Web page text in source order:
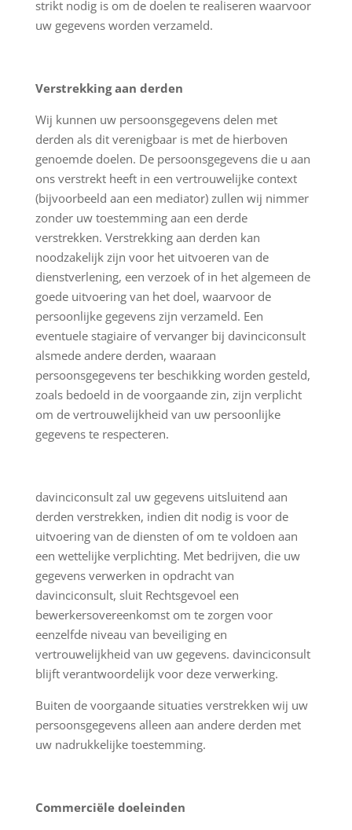
strikt nodig is om de doelen te realiseren waarvoor
uw gegevens worden verzameld.
Verstrekking aan derden
Wij kunnen uw persoonsgegevens delen met
derden als dit verenigbaar is met de hierboven
genoemde doelen. De persoonsgegevens die u aan
ons verstrekt heeft in een vertrouwelijke context
(bijvoorbeeld aan een mediator) zullen wij nimmer
zonder uw toestemming aan een derde
verstrekken. Verstrekking aan derden kan
noodzakelijk zijn voor het uitvoeren van de
dienstverlening, een verzoek of in het algemeen de
goede uitvoering van het doel, waarvoor de
persoonlijke gegevens zijn verzameld. Een
eventuele stagiaire of vervanger bij davinciconsult
alsmede andere derden, waaraan
persoonsgegevens ter beschikking worden gesteld,
zoals bedoeld in de voorgaande zin, zijn verplicht
om de vertrouwelijkheid van uw persoonlijke
gegevens te respecteren.
davinciconsult zal uw gegevens uitsluitend aan
derden verstrekken, indien dit nodig is voor de
uitvoering van de diensten of om te voldoen aan
een wettelijke verplichting. Met bedrijven, die uw
gegevens verwerken in opdracht van
davinciconsult, sluit Rechtsgevoel een
bewerkersovereenkomst om te zorgen voor
eenzelfde niveau van beveiliging en
vertrouwelijkheid van uw gegevens. davinciconsult
blijft verantwoordelijk voor deze verwerking.
Buiten de voorgaande situaties verstrekken wij uw
persoonsgegevens alleen aan andere derden met
uw nadrukkelijke toestemming.
Commerciële doeleinden